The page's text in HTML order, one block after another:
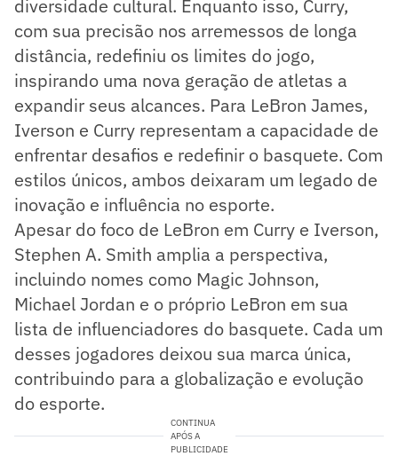
diversidade cultural. Enquanto isso, Curry,
com sua precisão nos arremessos de longa
distância, redefiniu os limites do jogo,
inspirando uma nova geração de atletas a
expandir seus alcances. Para LeBron James,
Iverson e Curry representam a capacidade de
enfrentar desafios e redefinir o basquete. Com
estilos únicos, ambos deixaram um legado de
inovação e influência no esporte.
Apesar do foco de LeBron em Curry e Iverson,
Stephen A. Smith amplia a perspectiva,
incluindo nomes como Magic Johnson,
Michael Jordan e o próprio LeBron em sua
lista de influenciadores do basquete. Cada um
desses jogadores deixou sua marca única,
contribuindo para a globalização e evolução
do esporte.
CONTINUA
APÓS A
PUBLICIDADE